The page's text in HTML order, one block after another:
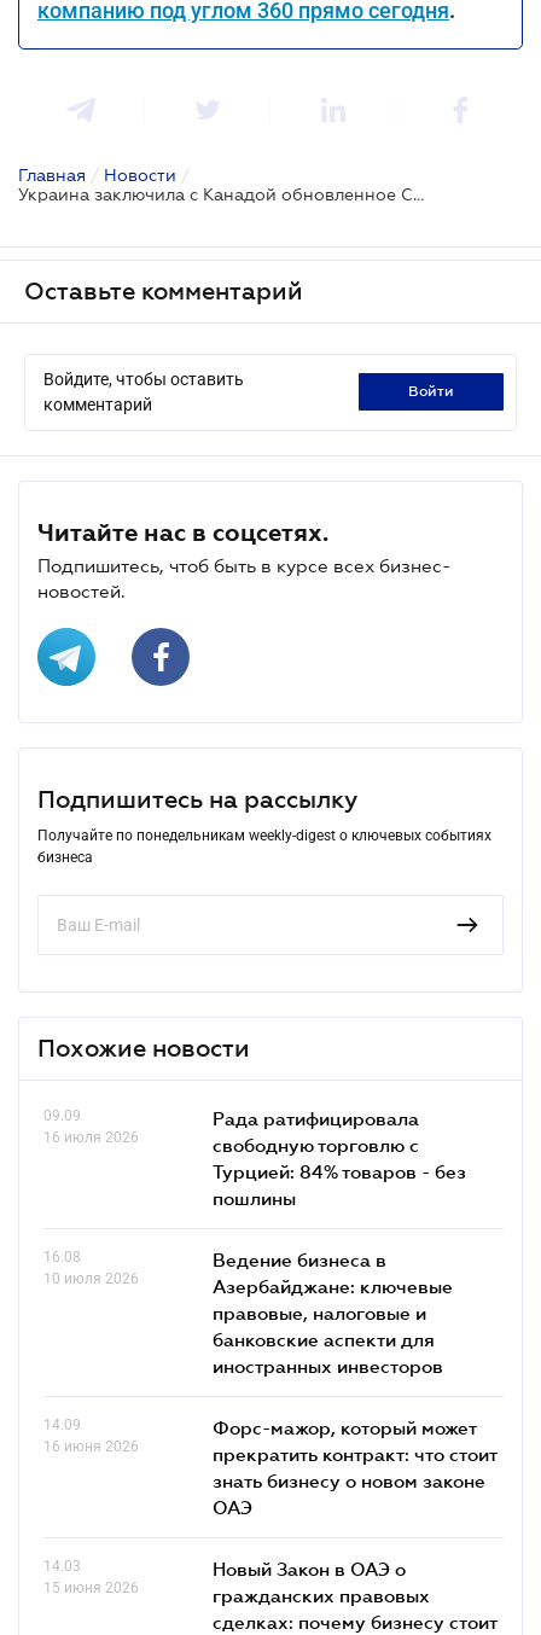
компанию под углом 360 прямо сегодня.
Главная / Новости /
Украина заключила с Канадой обновленное Соглашение о свободной торговле и о цифровой торговле
Оставьте комментарий
Войдите, чтобы оставить
комментарий
войти
Читайте нас в соцсетях.
Подпишитесь, чтоб быть в курсе всех бизнес-
новостей.
Подпишитесь на рассылку
Получайте по понедельникам weekly-digest о ключевых событиях
бизнеса
Похожие новости
09.09
16 июля 2026
Рада ратифицировала
свободную торговлю с
Турцией: 84% товаров - без
пошлины
16.08
10 июля 2026
Ведение бизнеса в
Азербайджане: ключевые
правовые, налоговые и
банковские аcпекти для
иностранных инвесторов
14.09
16 июня 2026
Форс-мажор, который может
прекратить контракт: что стоит
знать бизнесу о новом законе
ОАЭ
14.03
15 июня 2026
Новый Закон в ОАЭ о
гражданских правовых
сделках: почему бизнесу стоит